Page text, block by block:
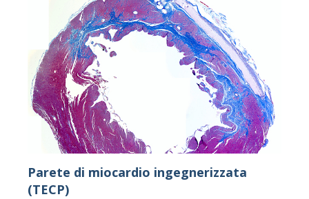
Parete di miocardio ingegnerizzata
(TECP)